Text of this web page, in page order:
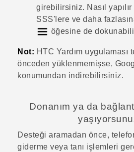
girebilirsiniz. Nasıl
SSS'lere ve daha
öğesine de
Not: HTC Yardım uygulaması
önceden yüklenmemişse,
konumundan indirebilirsiniz.
Donanım ya da
Desteği aramadan önce,
giderme veya tanı işlemleri